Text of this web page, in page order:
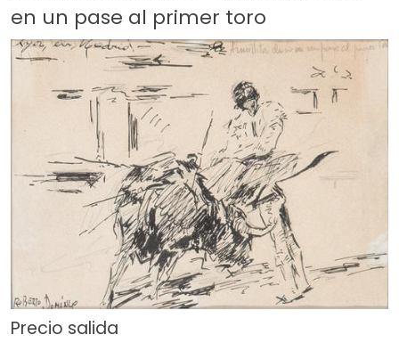
en un pase al primer toro
Precio salida